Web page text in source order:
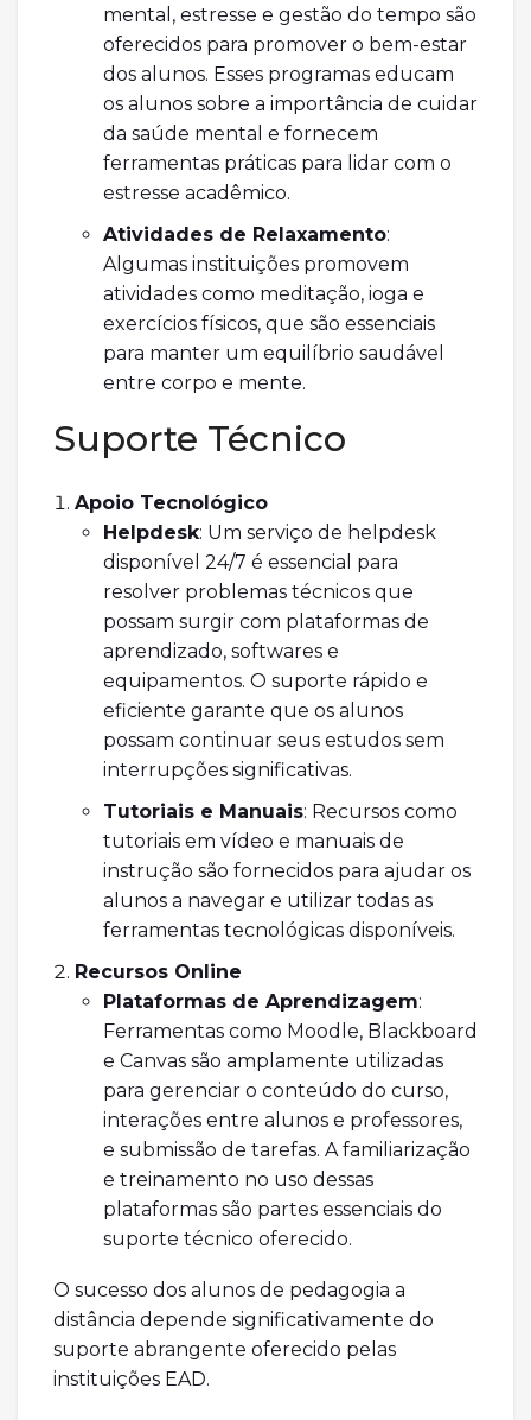
mental, estresse e gestão do tempo são
oferecidos para promover o bem-estar
dos alunos. Esses programas educam
os alunos sobre a importância de cuidar
da saúde mental e fornecem
ferramentas práticas para lidar com o
estresse acadêmico.
Atividades de Relaxamento:
Algumas instituições promovem
atividades como meditação, ioga e
exercícios físicos, que são essenciais
para manter um equilíbrio saudável
entre corpo e mente.
Suporte Técnico
Apoio Tecnológico
Helpdesk: Um serviço de helpdesk
disponível 24/7 é essencial para
resolver problemas técnicos que
possam surgir com plataformas de
aprendizado, softwares e
equipamentos. O suporte rápido e
eficiente garante que os alunos
possam continuar seus estudos sem
interrupções significativas.
Tutoriais e Manuais: Recursos como
tutoriais em vídeo e manuais de
instrução são fornecidos para ajudar os
alunos a navegar e utilizar todas as
ferramentas tecnológicas disponíveis.
Recursos Online
Plataformas de Aprendizagem:
Ferramentas como Moodle, Blackboard
e Canvas são amplamente utilizadas
para gerenciar o conteúdo do curso,
interações entre alunos e professores,
e submissão de tarefas. A familiarização
e treinamento no uso dessas
plataformas são partes essenciais do
suporte técnico oferecido.
O sucesso dos alunos de pedagogia a
distância depende significativamente do
suporte abrangente oferecido pelas
instituições EAD.